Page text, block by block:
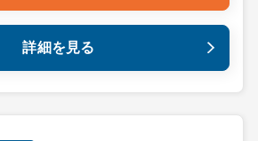
詳細を見る